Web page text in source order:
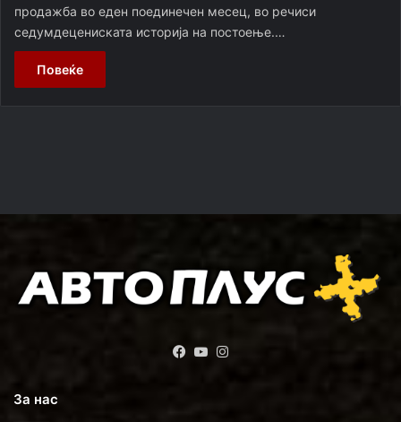
продажба во еден поединечен месец, во речиси
седумдецениската историја на постоење.…
Повеќе
Facebook
YouTube
За нас